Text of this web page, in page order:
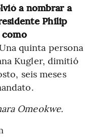
a nombrar a
Philip
quinta persona
Kugler, dimitió
seis meses
Omeokwe.